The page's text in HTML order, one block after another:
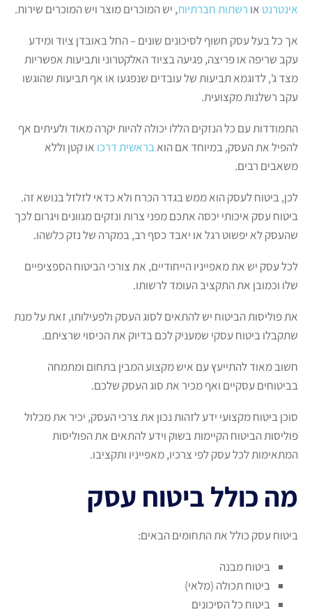
אינטרנט או רשתות חברתיות, יש המוכרים מוצר ויש המוכרים שירות.
אך כל בעל עסק חשוף לסיכונים שונים – החל באובדן ציוד ומידע
עקב שריפה או פריצה, פגיעה בציוד האלקטרוני ותביעות אפשריות
מצד ג', לדוגמא תביעות של עובדים שנפגעו או אף תביעות שהוגשו
עקב רשלנות מקצועית.
התמודדות עם כל הנזקים הללו יכולה להיות יקרה מאוד ולעיתים אף
להפיל את העסק, במיוחד אם הואבראשית דרכו או קטן וללא
משאבים רבים.
לכן, ביטוח לעסק הוא ממש בגדר הכרח ולא כדאי לזלזל בנושא זה.
ביטוח עסק איכותי יכסה אתכם מפני צרות ונזקים מגוונים ויגרום לכך
שהעסק לא יפשוט רגל או יאבד כסף רב, במקרה של נזק כלשהו.
לכל עסק יש את מאפייניו הייחודיים, את צורכי הביטוח הספציפיים
שלו וכמובן את התקציב העומד לרשותו.
את פוליסות הביטוח יש להתאים לסוג העסק ולפעילותו, זאת על מנת
שתקבלו ביטוח עסקי שמעניק לכם בדיוק את הכיסוי שרציתם.
חשוב מאוד להתייעץ עם איש מקצוע המבין בתחום ומתמחה
בביטוחים עסקיים ואף מכיר את סוג העסק שלכם.
סוכן ביטוח מקצועי ידע לזהות נכון את צרכי העסק, יכיר את מכלול
פוליסות הביטוח הקיימות בשוק וידע להתאים את הפוליסות
המתאימות לכל עסק לפי צרכיו, מאפייניו ותקציבו.
מה כולל ביטוח עסק
ביטוח עסק כולל את התחומים הבאים:
ביטוח מבנה
ביטוח תכולה (מלאי)
ביטוח כל הסיכונים